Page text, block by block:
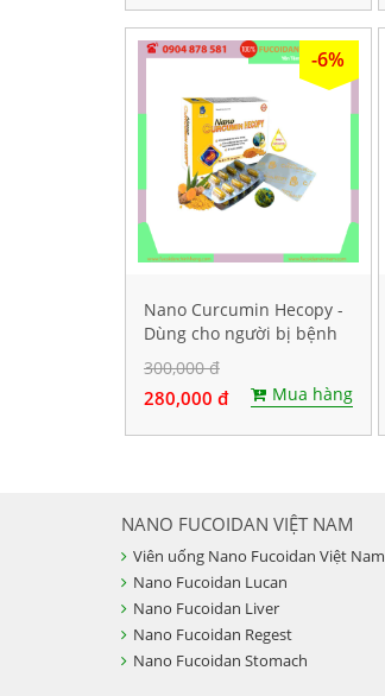
-6%
Nano Curcumin Hecopy -
Dùng cho người bị bệnh
dạ dày. Hộp 60 viên
300,000 đ
280,000 đ Mua hàng
NANO FUCOIDAN VIỆT NAM
Viên uống Nano Fucoidan Việt Nam
Nano Fucoidan Lucan
Nano Fucoidan Liver
Nano Fucoidan Regest
Nano Fucoidan Stomach